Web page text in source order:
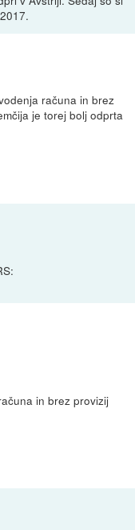
računa in brez
je torej bolj odprta
in brez provizij